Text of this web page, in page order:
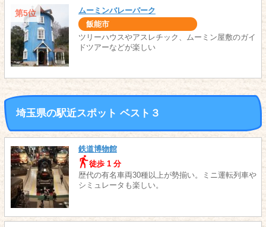
第5位 ムーミンバレーパーク
飯能市
ツリーハウスやアスレチック、ムーミン屋敷のガイ
ドツアーなどが楽しい
埼玉県の駅近スポット ベスト３
鉄道博物館
徒歩 1 分
歴代の有名車両30種以上が勢揃い。ミニ運転列車や
シミュレータも楽しい。